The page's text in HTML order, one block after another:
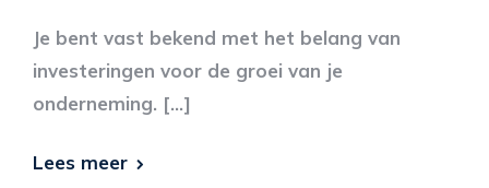
Je bent vast bekend met het belang van
investeringen voor de groei van je
onderneming. […]
Lees meer